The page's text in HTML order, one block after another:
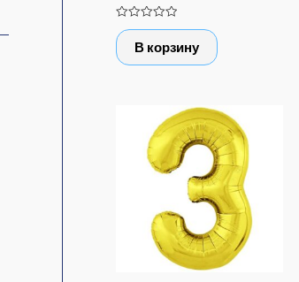
Оценка
0
5
В корзину